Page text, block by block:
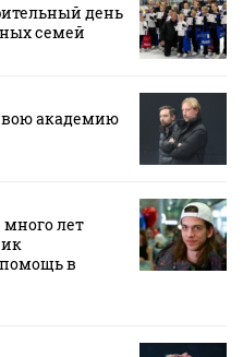
день
семей
академию
много лет
в